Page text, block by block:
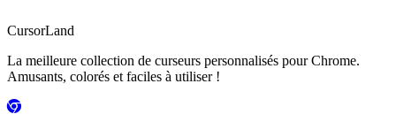
CursorLand
La meilleure collection de curseurs personnalisés pour Chrome.
Amusants, colorés et faciles à utiliser !